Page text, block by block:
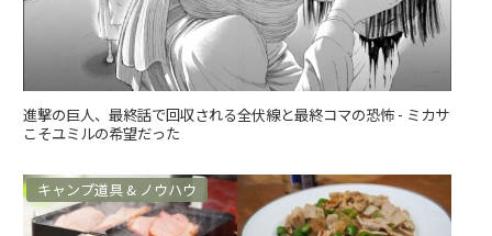
進撃の巨人、最終話で回収される全伏線と最終コマの恐怖 - ミカサ
こそユミルの希望だった
キャンプ道具 & ノウハウ